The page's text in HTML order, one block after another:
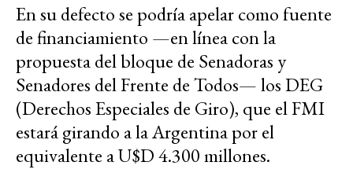
En su defecto se podría apelar como fuente
de financiamiento —en línea con la
propuesta del bloque de Senadoras y
Senadores del Frente de Todos— los DEG
(Derechos Especiales de Giro), que el FMI
estará girando a la Argentina por el
equivalente a U$D 4.300 millones.